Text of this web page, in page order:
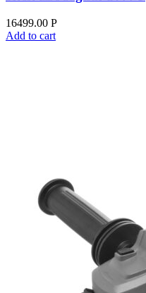
16499.00 Р
Add to cart